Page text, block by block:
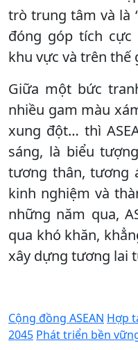
trò trung tâm và là
đóng góp tích
khu vực và trên thế
Giữa một bức
nhiều gam màu
xung đột… thì
sáng, là biểu
tương thân, tương
kinh nghiệm và
những năm qua,
qua khó khăn,
xây dựng tương lai
Cộng đồng ASEAN Hợp
2045 Phát triển bền